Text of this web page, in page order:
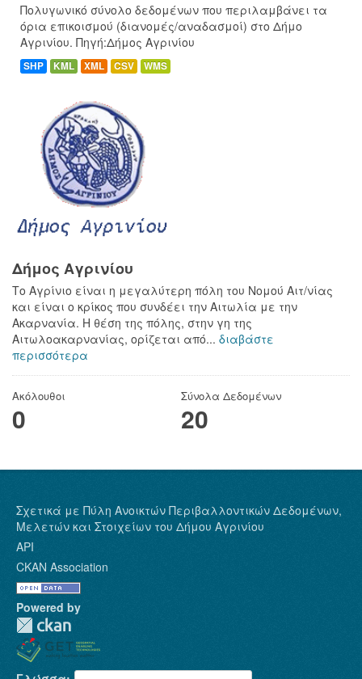
Πολυγωνικό σύνολο δεδομένων που περιλαμβάνει τα
όρια επικοισμού (διανομές/αναδασμοί) στο Δήμο
Αγρινίου. Πηγή:Δήμος Αγρινίου
SHP KML XML CSV WMS
Δήμος Αγρινίου
Το Αγρίνιο είναι η μεγαλύτερη πόλη του Νομού Αιτ/νίας
και είναι ο κρίκος που συνδέει την Αιτωλία με την
Ακαρνανία. Η θέση της πόλης, στην γη της
Αιτωλοακαρνανίας, ορίζεται από... διαβάστε
περισσότερα
Ακόλουθοι
0
Σύνολα Δεδομένων
20
Σχετικά με Πύλη Ανοικτών Περιβαλλοντικών Δεδομένων,
Μελετών και Στοιχείων του Δήμου Αγρινίου
API
CKAN Association
Powered by